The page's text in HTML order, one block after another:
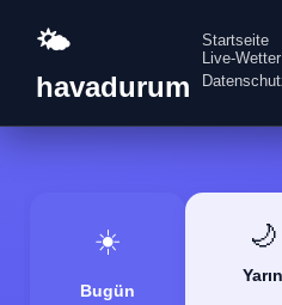
🌤️
havadurum
Startseite
Live-Wetter
☀️
Bugün
🌙
Yarın